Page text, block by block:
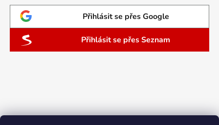
Přihlásit se přes Google
Přihlásit se přes Seznam